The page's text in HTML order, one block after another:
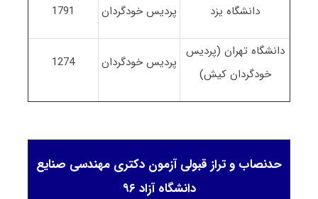
دانشگاه یزد پردیس خودگردان 1791
دانشگاه تهران (پردیس
خودگردان کیش)
پردیس خودگردان 1274
حدنصاب و تراز قبولی آزمون دکتری مهندسی صنایع
دانشگاه آزاد ۹۶